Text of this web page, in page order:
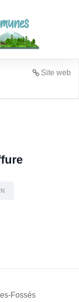
Site web
Fossés